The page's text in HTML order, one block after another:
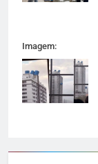
Imagem:
Reprodução